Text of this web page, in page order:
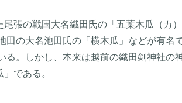
張の戦国大名織田氏の「五葉木瓜（カ
田の大名池田氏の「横木瓜」などが有名
る。しかし、本来は越前の織田剣神社の
である。